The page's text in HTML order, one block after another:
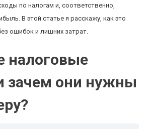
по налогам и, соответственно,
В этой статье я расскажу, как это
ошибок и лишних затрат.
налоговые
зачем они нужны